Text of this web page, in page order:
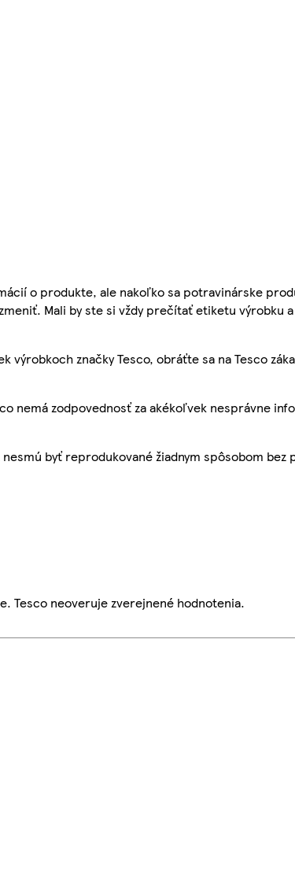
o produkte, ale nakoľko sa potravinárske
Mali by ste si vždy prečítať etiketu výrobku
značky Tesco, obráťte sa na Tesco
nemá zodpovednosť za akékoľvek nesprávne
byť reprodukované žiadnym spôsobom bez
Tesco neoveruje zverejnené hodnotenia.